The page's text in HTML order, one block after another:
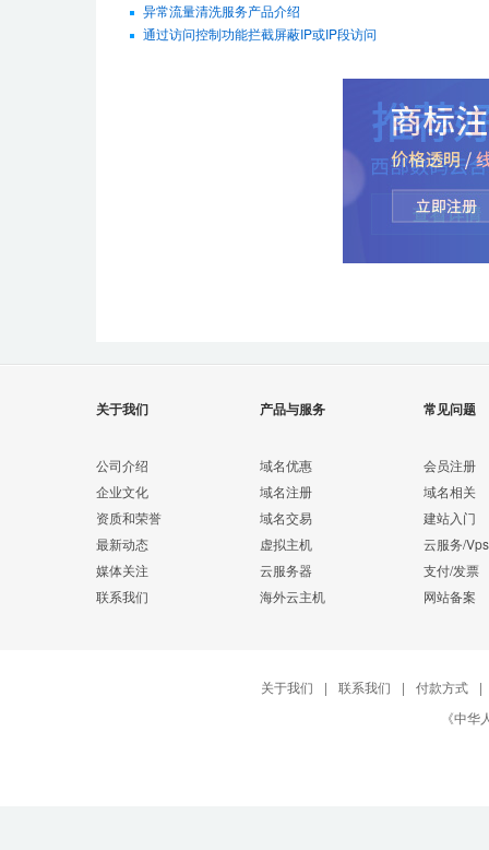
异常流量清洗服务产品介绍
通过访问控制功能拦截屏蔽IP或IP段访问
关于我们
公司介绍
企业文化
资质和荣誉
最新动态
媒体关注
联系我们
产品与服务
域名优惠
域名注册
域名交易
虚拟主机
云服务器
海外云主机
常见问题
会员注册
域名相关
建站入门
云服务/Vps
支付/发票
网站备案
关于我们 | 联系我们 | 付款方式
|
《中